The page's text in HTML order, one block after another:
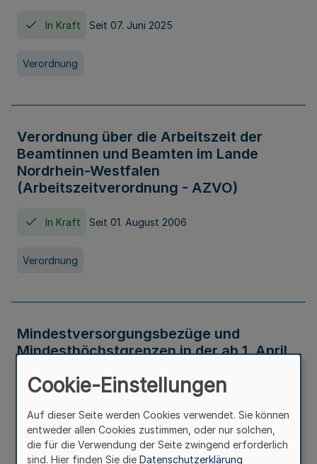
In Kraft Seit 07. Juni 2025
Verordnung
Verordnung über die Arbeitszeit der
Beamtinnen und Beamten im Lande
Nordrhein-Westfalen
(Arbeitszeitverordnung - AZVO)
In Kraft Seit 01. August 2006
Verordnung
Mindestversorgungsbezüge und
Mindesthöchstgrenzen in der ab 1. April
Verwaltungsvorschrift
Cookie-Einstellungen
Auf dieser Seite werden Cookies verwendet. Sie können
entweder allen Cookies zustimmen, oder nur solchen,
die für die Verwendung der Seite zwingend erforderlich
sind. Hier finden Sie die Datenschutzerklärung